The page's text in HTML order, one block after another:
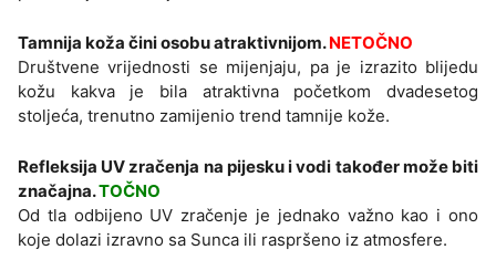
Tamnija koža čini osobu atraktivnijom.NETOČNO
Društvene vrijednosti se mijenjaju, pa je izrazito blijedu
kožu kakva je bila atraktivna početkom dvadesetog
stoljeća, trenutno zamijenio trend tamnije kože.
Refleksija UV zračenja na pijesku i vodi također može biti
značajna.TOČNO
Od tla odbijeno UV zračenje je jednako važno kao i ono
koje dolazi izravno sa Sunca ili raspršeno iz atmosfere.